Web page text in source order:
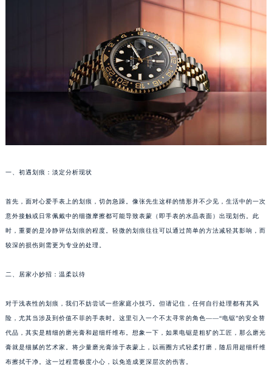
一、初遇划痕：淡定分析现状
首先，面对心爱手表上的划痕，切勿急躁。像张先生这样的情形并不少见，生活中的一次
意外接触或日常佩戴中的细微摩擦都可能导致表蒙（即手表的水晶表面）出现划伤。此
时，重要的是冷静评估划痕的程度。轻微的划痕往往可以通过简单的方法减轻其影响，而
较深的损伤则需更为专业的处理。
二、居家小妙招：温柔以待
对于浅表性的划痕，我们不妨尝试一些家庭小技巧。但请记住，任何自行处理都有其风
险，尤其当涉及到价值不菲的手表时。这里引入一个不太寻常的角色——“电锯”的安全替
代品，其实是精细的磨光膏和超细纤维布。想象一下，如果电锯是粗犷的工匠，那么磨光
膏就是细腻的艺术家。将少量磨光膏涂于表蒙上，以画圈方式轻柔打磨，随后用超细纤维
布擦拭干净。这一过程需极度小心，以免造成更深层次的伤害。